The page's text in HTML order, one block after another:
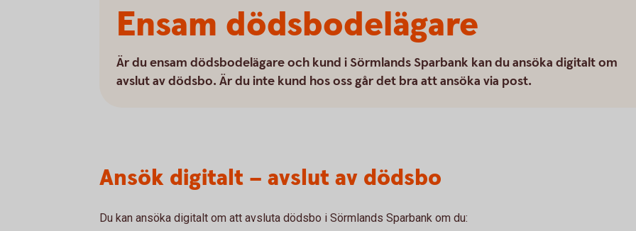
Ensam dödsbodelägare
Är du ensam dödsbodelägare och kund i Sörmlands Sparbank kan du ansöka digitalt om
avslut av dödsbo. Är du inte kund hos oss går det bra att ansöka via post.
Ansök digitalt – avslut av dödsbo
Du kan ansöka digitalt om att avsluta dödsbo i Sörmlands Sparbank om du: